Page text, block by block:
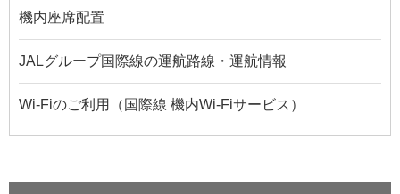
機内座席配置
JALグループ国際線の運航路線・運航情報
Wi-Fiのご利用（国際線 機内Wi-Fiサービス）